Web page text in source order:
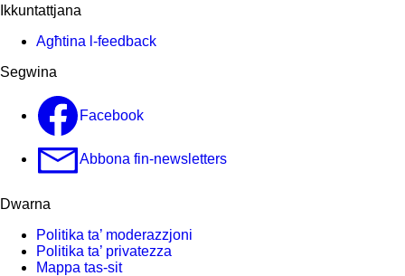
Ikkuntattjana
Agħtina l-feedback
Segwina
Facebook
Abbona fin-newsletters
Dwarna
Politika ta’ moderazzjoni
Politika ta’ privatezza
Mappa tas-sit